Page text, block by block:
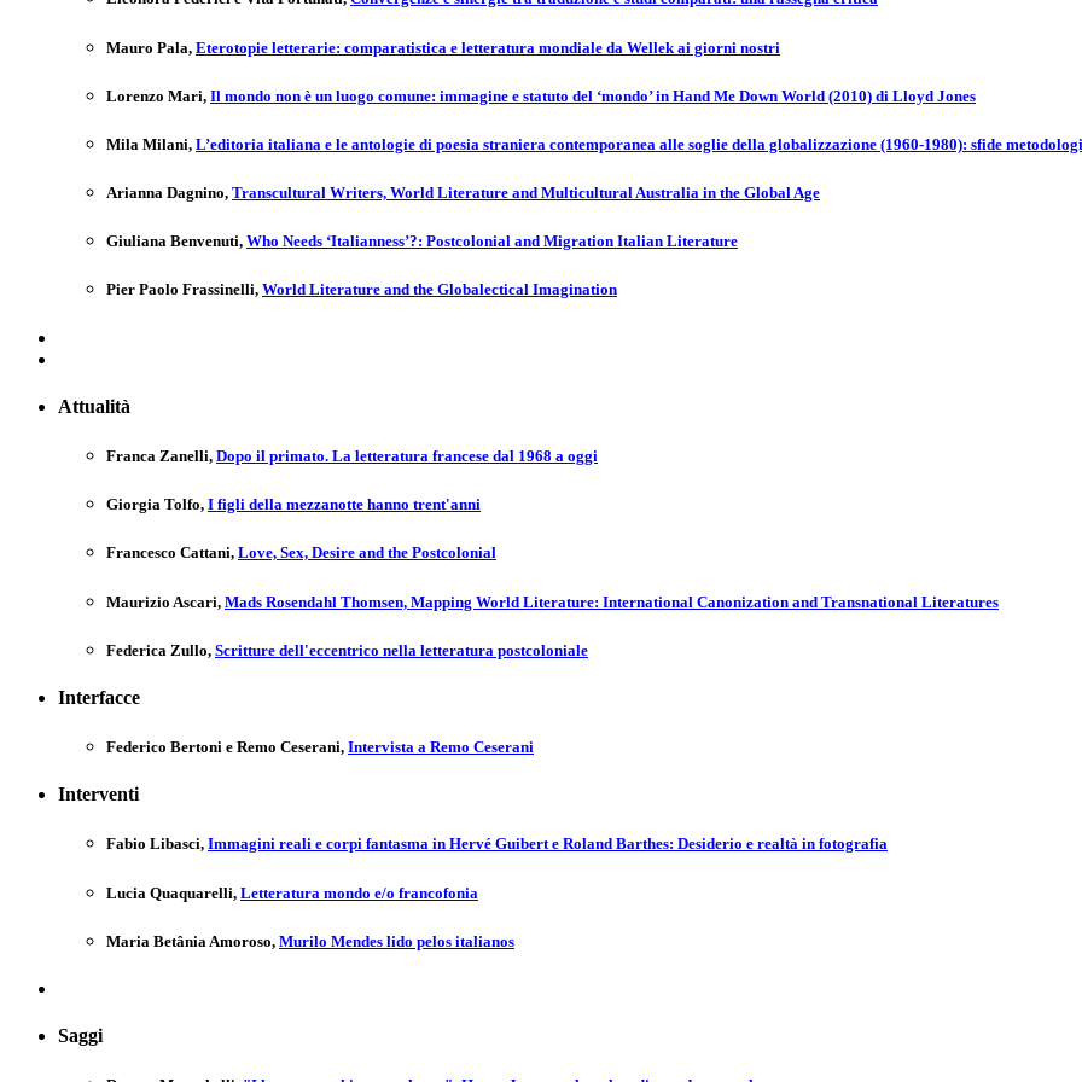
Mauro Pala, Eterotopie letterarie: comparatistica e letteratura mondiale da Wellek ai giorni nostri
Lorenzo Mari, Il mondo non è un luogo comune: immagine e statuto del ‘mondo’ in Hand Me Down World (2010) di Lloyd Jones
Mila Milani, L’editoria italiana e le antologie di poesia straniera contemporanea alle soglie della globalizzazione (1960-1980): sfide
Arianna Dagnino, Transcultural Writers, World Literature and Multicultural Australia in the Global Age
Giuliana Benvenuti, Who Needs ‘Italianness’?: Postcolonial and Migration Italian Literature
Pier Paolo Frassinelli, World Literature and the Globalectical Imagination
Attualità
Franca Zanelli, Dopo il primato. La letteratura francese dal 1968 a oggi
Giorgia Tolfo, I figli della mezzanotte hanno trent'anni
Francesco Cattani, Love, Sex, Desire and the Postcolonial
Maurizio Ascari, Mads Rosendahl Thomsen, Mapping World Literature: International Canonization and Transnational Literatures
Federica Zullo, Scritture dell'eccentrico nella letteratura postcoloniale
Interfacce
Federico Bertoni e Remo Ceserani, Intervista a Remo Ceserani
Interventi
Fabio Libasci, Immagini reali e corpi fantasma in Hervé Guibert e Roland Barthes: Desiderio e realtà in fotografia
Lucia Quaquarelli, Letteratura mondo e/o francofonia
Maria Betânia Amoroso, Murilo Mendes lido pelos italianos
Saggi